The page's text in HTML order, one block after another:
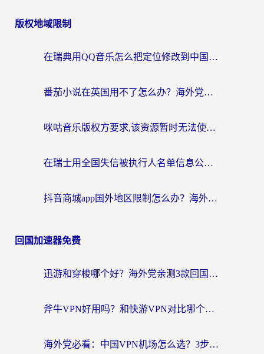
版权地域限制
在瑞典用QQ音乐怎么把定位修改到中国国内？留学生亲测有效的回国加速方案
番茄小说在英国用不了怎么办？海外党亲测有效的回国加速解决方案
咪咕音乐版权方要求,该资源暂时无法使用？海外党这样解决听歌听书+看剧炒股难题
在瑞士用全国失信被执行人名单信息公布与查询地区限制怎么办？还能看欧洲杯直播和咪咕视频吗？
抖音商城app国外地区限制怎么办？海外党解锁国内内容的实用指南
回国加速器免费
迅游和穿梭哪个好？海外党亲测3款回国加速器+手游加速对比，附避坑指南
斧牛VPN好用吗？和快游VPN对比哪个回国效果更好？马来西亚留学生亲测分享
海外党必看：中国VPN机场怎么选？3步教你无缝访问国内资源（附避坑指南）